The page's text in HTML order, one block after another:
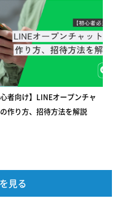
心者向け】LINEオープンチャ
作り方、招待方法を解説
見る